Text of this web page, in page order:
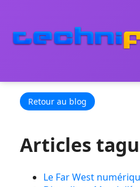
Retour au blog
Articles
Le Far West